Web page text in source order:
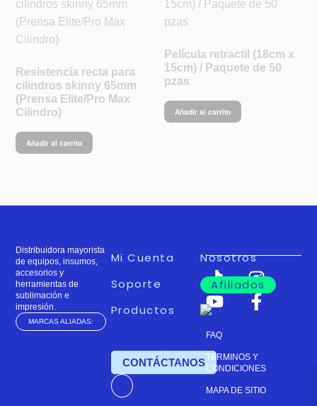
Resistencia recta para
cilindros skinny 65mm
(Prensa Elite/Pro Max
Cilindro)
Añadir al carrito
Película retractil (18cm x
15cm) / Paquete de 50
pzas
Añadir al carrito
Distribuidora mayorista
de equipos, insumos,
accesorios y
herramientas de
sublimación e
impresión.
MARCAS ALIADAS:
Mi Cuenta
Soporte
Productos
Nosotros
Afiliados
TIENDA
CONTÁCTANOS
FAQ
TÉRMINOS Y
CONDICIONES
MAPA DE SITIO